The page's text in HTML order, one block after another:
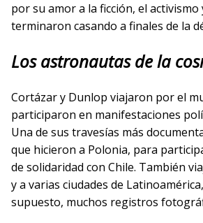
por su amor a la ficción, el activismo
terminaron casando a finales de la
Los astronautas de la
Cortázar y Dunlop viajaron por el
participaron en manifestaciones
Una de sus travesías más
que hicieron a Polonia, para
de solidaridad con Chile. También
y a varias ciudades de
supuesto, muchos registros